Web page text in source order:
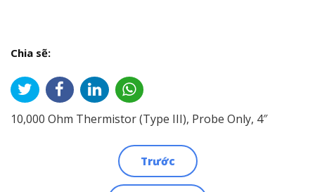
Chia sẽ:
10,000 Ohm Thermistor (Type III), Probe Only, 4″
Trước